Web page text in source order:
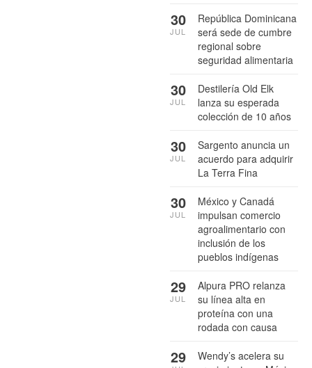
República Dominicana
será sede de cumbre
regional sobre
seguridad alimentaria
30
JUL
Destilería Old Elk
lanza su esperada
colección de 10 años
30
JUL
Sargento anuncia un
acuerdo para adquirir
La Terra Fina
30
JUL
México y Canadá
impulsan comercio
agroalimentario con
inclusión de los
pueblos indígenas
30
JUL
Alpura PRO relanza
su línea alta en
proteína con una
rodada con causa
29
JUL
Wendy’s acelera su
29